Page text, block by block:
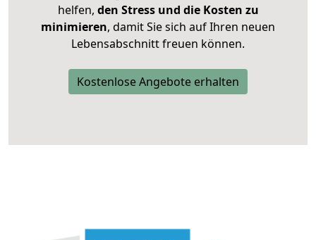
helfen, den Stress und die Kosten zu
minimieren, damit Sie sich auf Ihren neuen
Lebensabschnitt freuen können.
Kostenlose Angebote erhalten